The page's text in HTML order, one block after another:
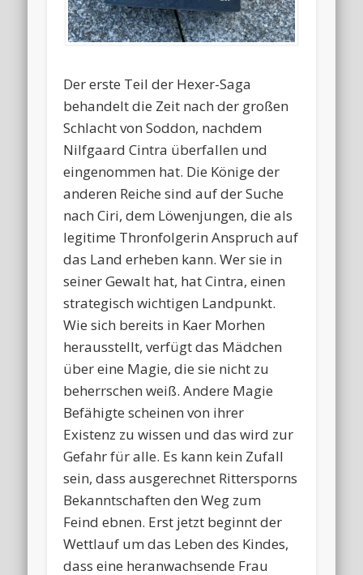
Der erste Teil der Hexer-Saga
behandelt die Zeit nach der großen
Schlacht von Soddon, nachdem
Nilfgaard Cintra überfallen und
eingenommen hat. Die Könige der
anderen Reiche sind auf der Suche
nach Ciri, dem Löwenjungen, die als
legitime Thronfolgerin Anspruch auf
das Land erheben kann. Wer sie in
seiner Gewalt hat, hat Cintra, einen
strategisch wichtigen Landpunkt.
Wie sich bereits in Kaer Morhen
herausstellt, verfügt das Mädchen
über eine Magie, die sie nicht zu
beherrschen weiß. Andere Magie
Befähigte scheinen von ihrer
Existenz zu wissen und das wird zur
Gefahr für alle. Es kann kein Zufall
sein, dass ausgerechnet Rittersporns
Bekanntschaften den Weg zum
Feind ebnen. Erst jetzt beginnt der
Wettlauf um das Leben des Kindes,
dass eine heranwachsende Frau